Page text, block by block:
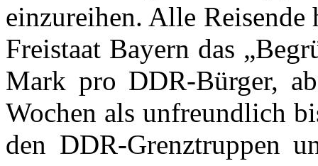
einzureihen. Alle
Freistaat Bayern das
Mark pro DDR-Bürger,
Wochen als unfreundlich
den DDR-Grenztruppen